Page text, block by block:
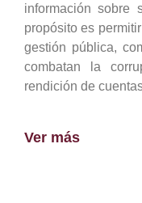
información sobre
propósito es
gestión pública,
combatan la
rendición de
Ver más